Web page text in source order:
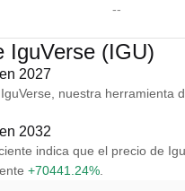
--
IguVerse (IGU)
2027
nuestra
2032
indica que el precio de
+70441.24%